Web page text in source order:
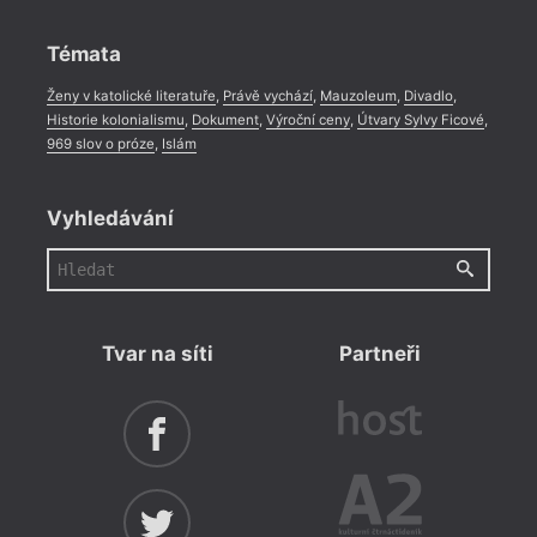
Témata
Ženy v katolické literatuře, Právě vychází, Mauzoleum, Divadlo,
Historie kolonialismu, Dokument, Výroční ceny, Útvary Sylvy Ficové,
969 slov o próze, Islám
Vyhledávání
Tvar na síti Partneři